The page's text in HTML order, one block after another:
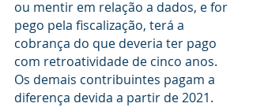
ou mentir em relação a dados, e for
pego pela fiscalização, terá a
cobrança do que deveria ter pago
com retroatividade de cinco anos.
Os demais contribuintes pagam a
diferença devida a partir de 2021.